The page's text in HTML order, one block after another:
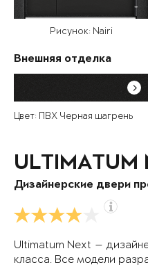
Рисунок: Nairi
Внешняя отделка
Цвет: ПВХ Черная шагрень
ULTIMATUM
Дизайнерские двери
Ultimatum Next —
класса. Все модели